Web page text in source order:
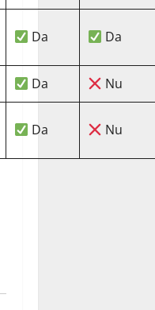
Da Da
Da Nu
Da Nu